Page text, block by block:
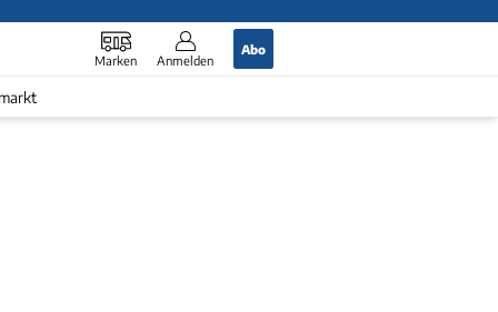
Marken Anmelden
Abo